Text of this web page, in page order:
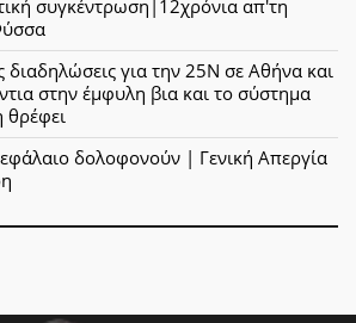
συγκέντρωση|12χρόνια απ'τη
για την 25Ν σε Αθήνα και
στην έμφυλη βια και το σύστημα
θρέφει
δολοφονούν | Γενική Απεργία